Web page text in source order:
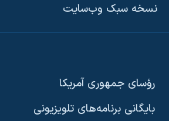
نسخه سبک وب‌سایت
رؤسای جمهوری آمریکا
بایگانی برنامه‌های تلویزیونی